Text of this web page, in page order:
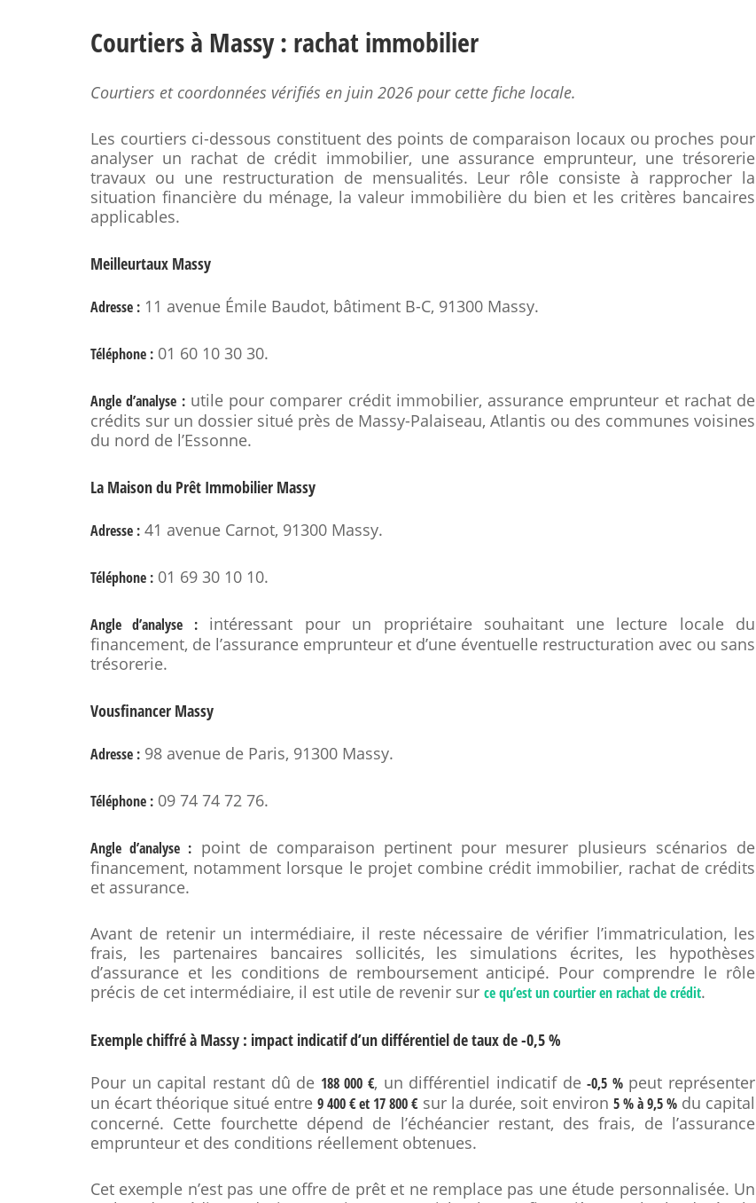
Courtiers à Massy : rachat immobilier
Courtiers et coordonnées vérifiés en juin 2026 pour cette fiche locale.
Les courtiers ci-dessous constituent des points de comparaison locaux ou proches pour
analyser un rachat de crédit immobilier, une assurance emprunteur, une trésorerie
travaux ou une restructuration de mensualités. Leur rôle consiste à rapprocher la
situation financière du ménage, la valeur immobilière du bien et les critères bancaires
applicables.
Meilleurtaux Massy
Adresse : 11 avenue Émile Baudot, bâtiment B-C, 91300 Massy.
Téléphone : 01 60 10 30 30.
Angle d’analyse :utile pour comparer crédit immobilier, assurance emprunteur et rachat de
crédits sur un dossier situé près de Massy-Palaiseau, Atlantis ou des communes voisines
du nord de l’Essonne.
La Maison du Prêt Immobilier Massy
Adresse : 41 avenue Carnot, 91300 Massy.
Téléphone : 01 69 30 10 10.
Angle d’analyse :intéressant pour un propriétaire souhaitant une lecture locale du
financement, de l’assurance emprunteur et d’une éventuelle restructuration avec ou sans
trésorerie.
Vousfinancer Massy
Adresse : 98 avenue de Paris, 91300 Massy.
Téléphone : 09 74 74 72 76.
Angle d’analyse : point de comparaison pertinent pour mesurer plusieurs scénarios de
financement, notamment lorsque le projet combine crédit immobilier, rachat de crédits
et assurance.
Avant de retenir un intermédiaire, il reste nécessaire de vérifier l’immatriculation, les
frais, les partenaires bancaires sollicités, les simulations écrites, les hypothèses
d’assurance et les conditions de remboursement anticipé. Pour comprendre le rôle
précis de cet intermédiaire, il est utile de revenir sur ce qu’est un courtier en rachat de crédit.
Exemple chiffré à Massy : impact indicatif d’un différentiel de taux de -0,5 %
Pour un capital restant dû de 188 000 €, un différentiel indicatif de-0,5 %peut représenter
un écart théorique situé entre9 400 € et 17 800 € sur la durée, soit environ 5 % à 9,5 %du capital
concerné. Cette fourchette dépend de l’échéancier restant, des frais, de l’assurance
emprunteur et des conditions réellement obtenues.
Cet exemple n’est pas une offre de prêt et ne remplace pas une étude personnalisée. Un